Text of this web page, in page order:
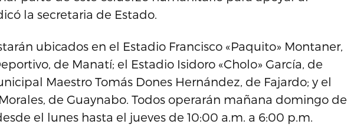
la secretaria de Estado.
ubicados en el Estadio Francisco «Paquito» Montaner,
de Manatí; el Estadio Isidoro «Cholo» García, de
Maestro Tomás Dones Hernández, de Fajardo; y el
de Guaynabo. Todos operarán mañana domingo de
el lunes hasta el jueves de 10:00 a.m. a 6:00 p.m.